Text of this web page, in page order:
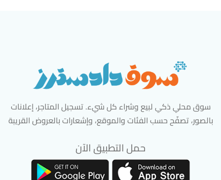
سوق محلي ذكي لبيع وشراء كل شيء. تسجيل المتاجر، إعلانات
بالصور، تصفّح حسب الفئات والموقع، وإشعارات بالعروض القريبة
حمل التطبيق الآن